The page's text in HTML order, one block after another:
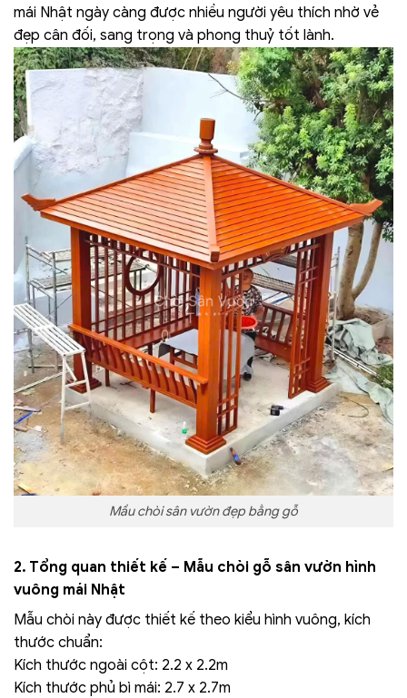
mái Nhật ngày càng được nhiều người yêu thích nhờ vẻ
đẹp cân đối, sang trọng và phong thuỷ tốt lành.
Mầu chòi sân vườn đẹp bằng gỗ
2. Tổng quan thiết kế – Mẫu chòi gỗ sân vườn hình
vuông mái Nhật
Mẫu chòi này được thiết kế theo kiểu hình vuông, kích
thước chuẩn:
Kích thước ngoài cột: 2.2 x 2.2m
Kích thước phủ bì mái: 2.7 x 2.7m